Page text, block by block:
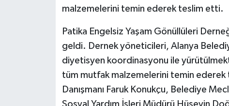
malzemelerini temin ederek teslim etti.
Patika Engelsiz Yaşam Gönüllüleri
geldi. Dernek yöneticileri, Alanya
diyetisyen koordinasyonu ile
tüm mutfak malzemelerini temin ederek
Danışmanı Faruk Konukçu, Belediye